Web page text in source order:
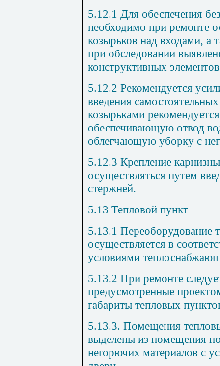
5.12.1 Для обеспечения
необходимо при ремонте
козырьков над входами, а
при обследовании
конструктивных
5.12.2 Рекомендуется
введения
козырьками
обеспечивающую отвод
облегчающую уборку с
5.12.3 Крепление
осуществляться путем
стержней.
5.13 Тепловой пункт
5.13.1 Переоборудование
осуществляется в соответс
условиями
5.1 3.2 При ремонте
предусмотренные
габариты тепловых
5.13.3. Помещения
выделены из помещения
негорючих материалов с